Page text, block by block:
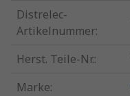
Distrelec-
Artikelnummer:
Herst. Teile-Nr.:
Marke: